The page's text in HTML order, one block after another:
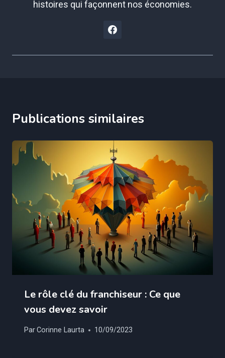
histoires qui façonnent nos économies.
Publications similaires
Le rôle clé du franchiseur : Ce que
vous devez savoir
ParCorinne Laurta 10/09/2023